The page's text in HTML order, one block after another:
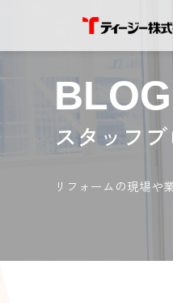
スタッフ
リフォームの現場や